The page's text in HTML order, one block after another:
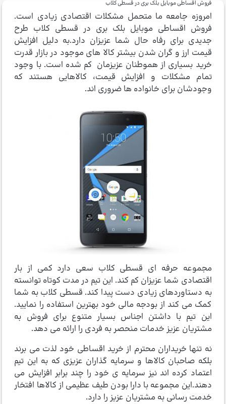
فروش اقساطی موبایل بلک بری در قسطی کلاب
امروزه جامعه ما متحمل مشکلات اقتصادی زیادی است.
فروش اقساطی موبایل بلک بری در قسطی کلاب طرح
جدیدی برای رفاه حال شما عزیزان دارد.به دلیل افزایش
قیمت ارز و گران شدن بیشتر کالا های موجود در بازار قدرت
خرید بسیاری از هموطنان عزیزمان کم شده است. با وجود
تمام مشکلات و افزایش قیمت، کالاهایی هستند که
وجودشان برای خانواده ها ضروری اند.
مجموعه حرفه ای قسطی کلاب سعی دارد کمی از بار
اقتصادی شما عزیزان کم کند. این تیم در مدت کوتاه توانسته
به دستاوردهای زیادی دست پیدا کند. قسطی کلاب به شما
کمک می کند از بودجه مالی خود بهترین استفاده را نمایید.
این تیم با داشتن اجناس بسیار متنوع برای فروش به
مشتریان عزیز خدمات منحصر به فردی را ارائه می دهد.
نه تنها خریداران محترم از خرید اقساطی خود لذت می برند
بلکه صاحبان کالاها و سرمایه گذاران عزیزی که به این تیم
اعتماد کرده اند نیز سرمایه ی خود را چند برابر افزایش می
دهند.این مجموعه با دارا بودن طیف عظیمی از کالاها افتخار
خدمت رسانی به مشتریان عزیز را دارد.